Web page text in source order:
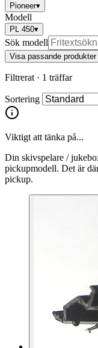
Pioneer▾
Modell
PL 450▾
Sök modell
Visa passande produkter
Filtrerat · 1 träffar
Sortering
Viktigt att tänka på...
Din skivspelare /
pickupmodell. Det är
pickup.